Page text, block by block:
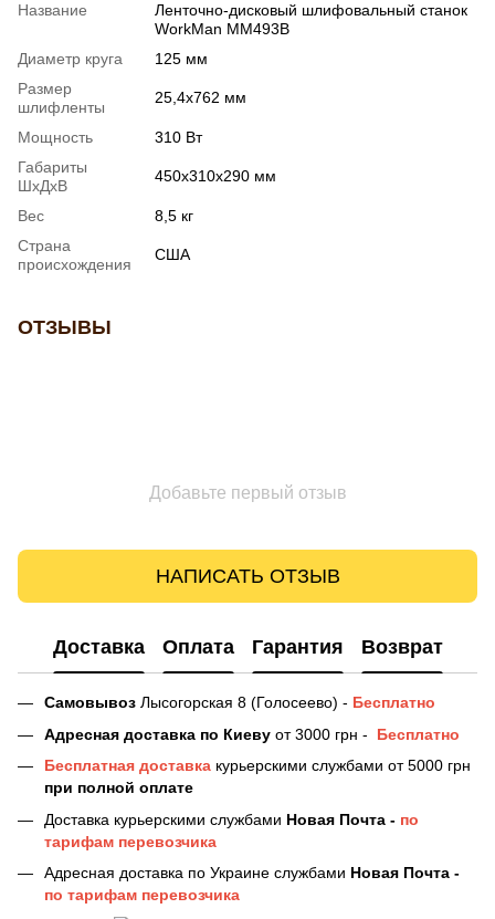
Название
Ленточно-дисковый шлифовальный станок
WorkMan MM493B
Диаметр круга
125 мм
Размер
шлифленты
25,4х762 мм
Мощность
310 Вт
Габариты
ШхДхВ
450x310x290 мм
Вес
8,5 кг
Страна
происхождения
США
ОТЗЫВЫ
Добавьте первый отзыв
НАПИСАТЬ ОТЗЫВ
Доставка Оплата Гарантия Возврат
Самовывоз Лысогорская 8 (Голосеево) - Бесплатно
Адресная доставка по Киеву от 3000 грн -
Бесплатно
Бесплатная доставка курьерскими службами от 5000 грн
при полной оплате
Доставка курьерскими службами Новая Почта - по
тарифам перевозчика
Адресная доставка по Украине службами Новая Почта -
по тарифам перевозчика